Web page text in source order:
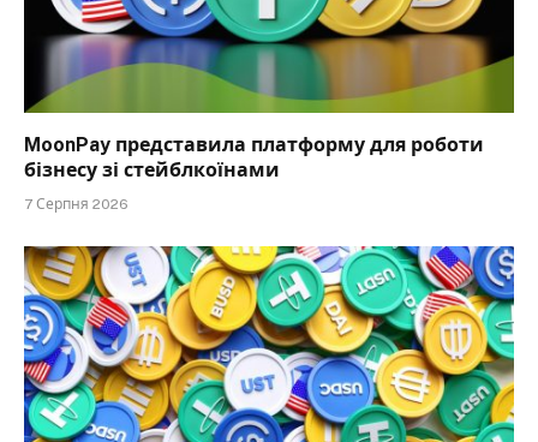
MoonPay представила платформу для роботи
бізнесу зі стейблкоїнами
7 Серпня 2026